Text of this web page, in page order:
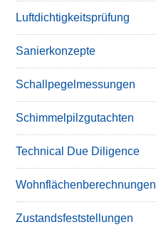
Luftdichtigkeitsprüfung
Sanierkonzepte
Schallpegelmessungen
Schimmelpilzgutachten
Technical Due Diligence
Wohnflächenberechnungen
Zustandsfeststellungen